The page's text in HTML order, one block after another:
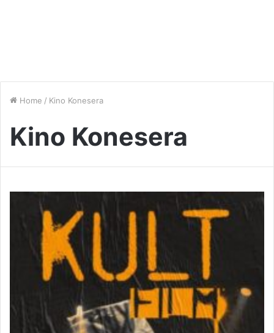
Home / Kino Konesera
Kino Konesera